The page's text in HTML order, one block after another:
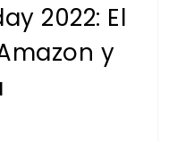
2022: El
y